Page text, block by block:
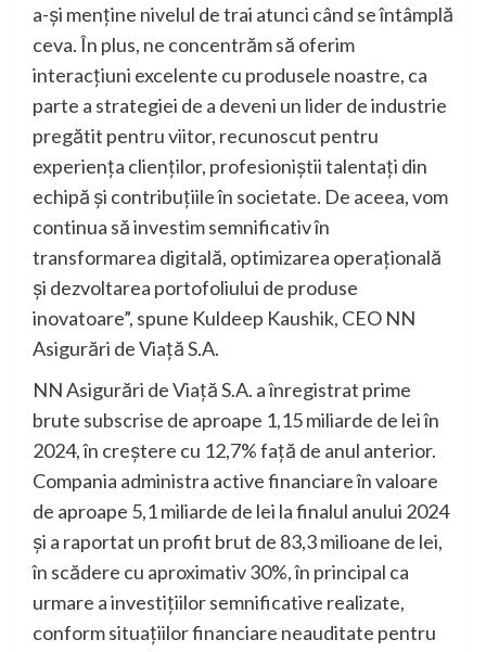
a-și menține nivelul de trai atunci când se întâmplă
ceva. În plus, ne concentrăm să oferim
interacțiuni excelente cu produsele noastre, ca
parte a strategiei de a deveni un lider de industrie
pregătit pentru viitor, recunoscut pentru
experiența clienților, profesioniștii talentați din
echipă și contribuțiile în societate. De aceea, vom
continua să investim semnificativ în
transformarea digitală, optimizarea operațională
și dezvoltarea portofoliului de produse
inovatoare”, spune Kuldeep Kaushik, CEO NN
Asigurări de Viață S.A.
NN Asigurări de Viață S.A. a înregistrat prime
brute subscrise de aproape 1,15 miliarde de lei în
2024, în creștere cu 12,7% față de anul anterior.
Compania administra active financiare în valoare
de aproape 5,1 miliarde de lei la finalul anului 2024
și a raportat un profit brut de 83,3 milioane de lei,
în scădere cu aproximativ 30%, în principal ca
urmare a investițiilor semnificative realizate,
conform situațiilor financiare neauditate pentru